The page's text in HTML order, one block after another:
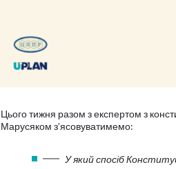
Цього тижня разом з експертом з
Марусяком з’ясовуватимемо:
У який спосіб